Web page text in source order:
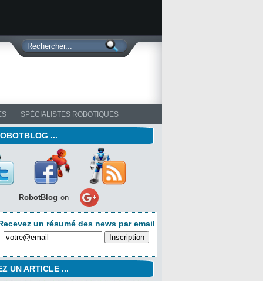
SPÉCIALISTES ROBOTIQUES
...
RobotBlog on
un résumé des news par email
UN ARTICLE ...